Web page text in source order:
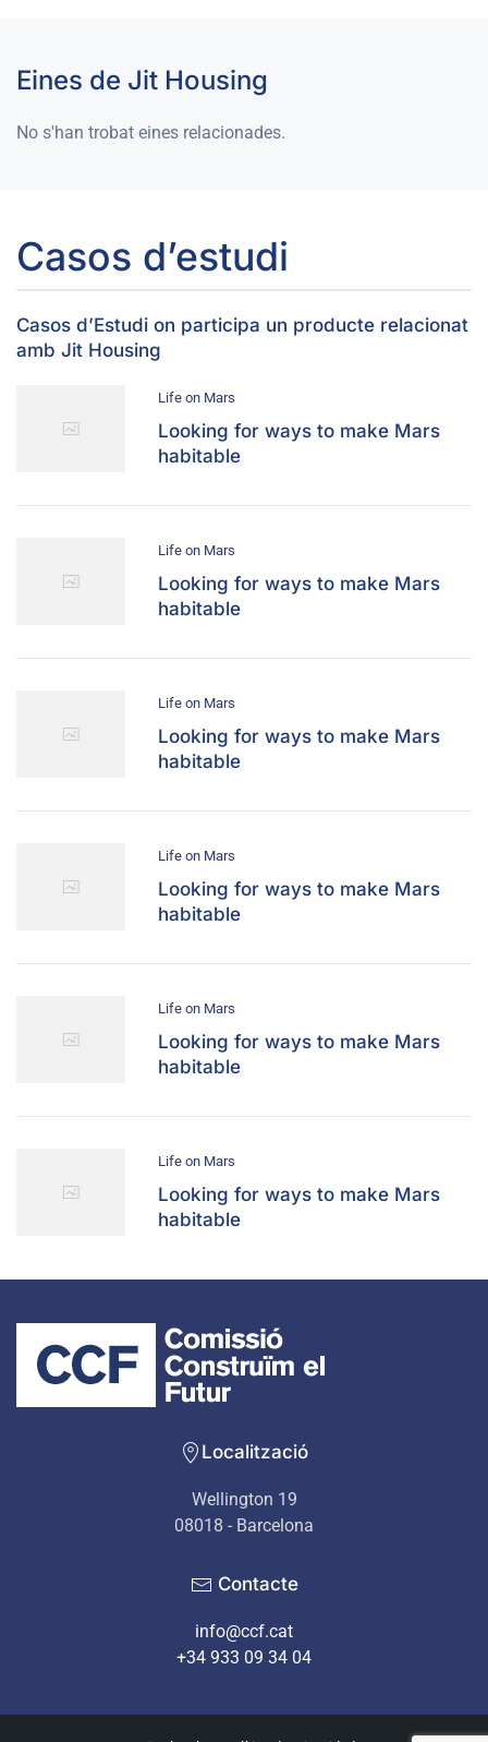
Eines de Jit Housing
No s'han trobat eines relacionades.
Casos d’estudi
Casos d’Estudi on participa un producte relacionat
amb Jit Housing
Life on Mars
Looking for ways to make Mars
habitable
Life on Mars
Looking for ways to make Mars
habitable
Life on Mars
Looking for ways to make Mars
habitable
Life on Mars
Looking for ways to make Mars
habitable
Life on Mars
Looking for ways to make Mars
habitable
Life on Mars
Looking for ways to make Mars
habitable
Localització
Wellington 19
08018 - Barcelona
Contacte
info@ccf.cat
+34 933 09 34 04